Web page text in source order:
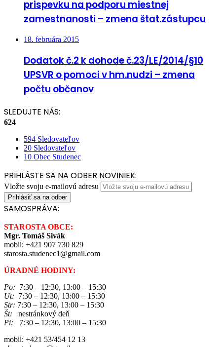
prispevku na podporu miestnej
zamestnanosti – zmena štat.zástupcu
18. februára 2015
Dodatok č.2 k dohode č.23/LE/2014/§10
UPSVR o pomoci v hm.nudzi – zmena
počtu občanov
SLEDUJTE NÁS:
624
594 Sledovateľov
20 Sledovateľov
10 Obec Studenec
PRIHLÁSTE SA NA ODBER NOVINIEK:
Vložte svoju e-mailovú adresu
SAMOSPRÁVA:
STAROSTA OBCE:
Mgr. Tomáš Sivák
mobil: +421 907 730 829
starosta.studenec1@gmail.com
ÚRADNÉ HODINY:
Po: 7:30 – 12:30, 13:00 – 15:30
Ut: 7:30 – 12:30, 13:00 – 15:30
Str: 7:30 – 12:30, 13:00 – 15:30
Št: nestránkový deň
Pi: 7:30 – 12:30, 13:00 – 15:30
mobil: +421 53/454 12 13